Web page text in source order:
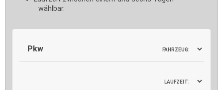
wählbar.
FAHRZEUG:
LAUFZEIT: